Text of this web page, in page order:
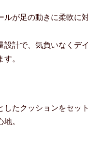
ルが足の動きに柔軟に対
設計で、気負いなくデ
。
したクッションをセッ
。